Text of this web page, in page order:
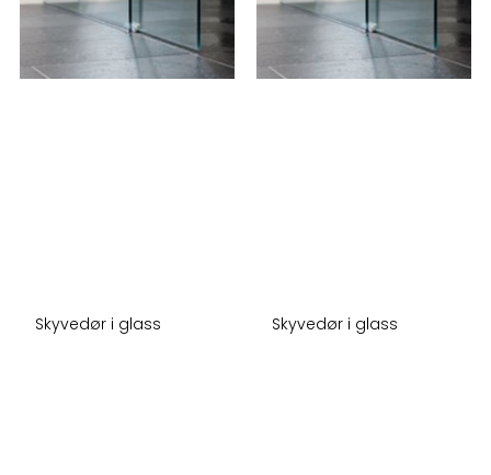
Skyvedør i glass Skyvedør i glass